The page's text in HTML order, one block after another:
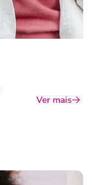
Ver mais